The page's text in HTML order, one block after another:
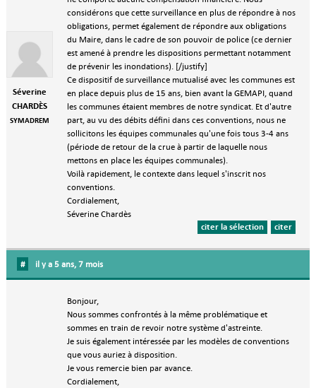
Séverine
CHARDÈS
SYMADREM
considérons que cette surveillance en plus de répondre à nos
obligations, permet également de répondre aux obligations
du Maire, dans le cadre de son pouvoir de police (ce dernier
est amené à prendre les dispositions permettant notamment
de prévenir les inondations). [/justify]
Ce dispositif de surveillance mutualisé avec les communes est
en place depuis plus de 15 ans, bien avant la GEMAPI, quand
les communes étaient membres de notre syndicat. Et d'autre
part, au vu des débits défini dans ces conventions, nous ne
sollicitons les équipes communales qu'une fois tous 3-4 ans
(période de retour de la crue à partir de laquelle nous
mettons en place les équipes communales).
Voilà rapidement, le contexte dans lequel s'inscrit nos
conventions.
Cordialement,
Séverine Chardès
citer
citer la sélection
# il y a 5 ans, 7 mois
Bonjour,
Nous sommes confrontés à la même problématique et
sommes en train de revoir notre système d'astreinte.
Je suis également intéressée par les modèles de conventions
que vous auriez à disposition.
Je vous remercie bien par avance.
Cordialement,